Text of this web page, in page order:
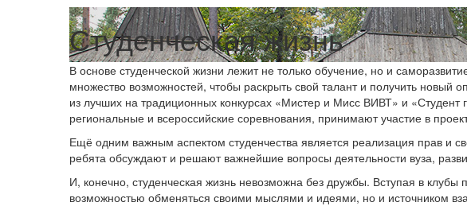
Студенческая жизнь
В основе студенческой жизни лежит не только обучение, но и
множество возможностей, чтобы раскрыть свой талант и получить новый
из лучших на традиционных конкурсах «Мистер и Мисс ВИВТ» и «Студент
региональные и всероссийские соревнования, принимают участие в
Ещё одним важным аспектом студенчества является реализация прав и
ребята обсуждают и решают важнейшие вопросы деятельности вуза,
И, конечно, студенческая жизнь невозможна без дружбы. Вступая в
возможностью обменяться своими мыслями и идеями, но и источником